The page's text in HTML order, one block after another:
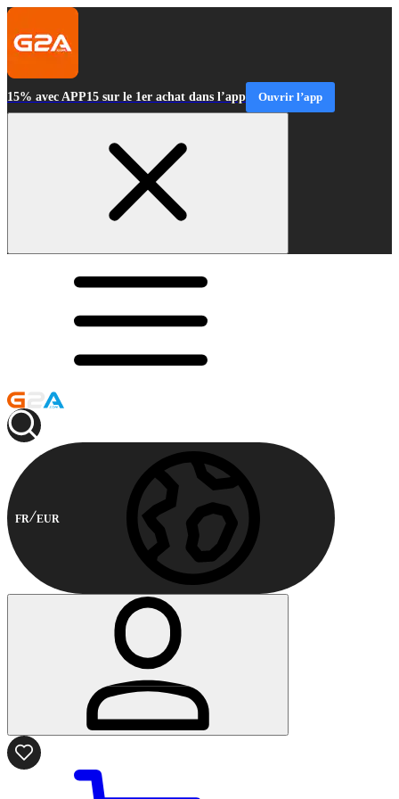
15% avec APP15 sur le 1er achat dans l’app Ouvrir l’app
FR EUR